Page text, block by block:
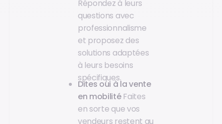
Répondez à leurs
questions avec
professionnalisme
et proposez des
solutions adaptées
à leurs besoins
spécifiques.
Dites oui à la vente
en mobilitéFaites
en sorte que vos
vendeurs restent au